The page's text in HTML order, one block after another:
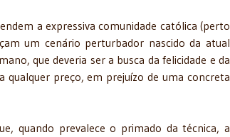
a expressiva comunidade católica (perto
um cenário perturbador nascido da atual
que deveria ser a busca da felicidade e da
qualquer preço, em prejuízo de uma concreta
quando prevalece o primado da técnica, a